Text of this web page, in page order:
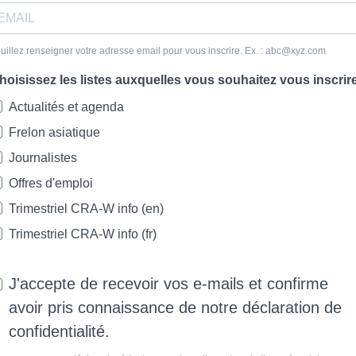
renseigner votre adresse email pour vous inscrire. Ex. : abc@xyz.com
les listes auxquelles vous souhaitez vous
Actualités et agenda
Frelon asiatique
Journalistes
Offres d'emploi
Trimestriel CRA-W info (en)
Trimestriel CRA-W info (fr)
J'accepte de recevoir vos e-mails et confirme
avoir pris connaissance de notre déclaration de
confidentialité.